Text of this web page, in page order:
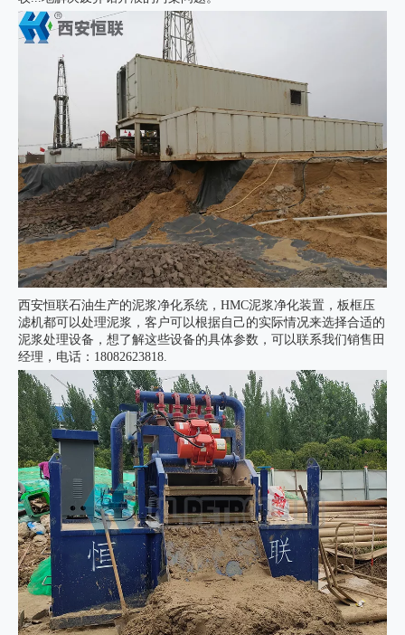
西安恒联石油生产的泥浆净化系统，HMC泥浆净化装置，板框压
滤机都可以处理泥浆，客户可以根据自己的实际情况来选择合适的
泥浆处理设备，想了解这些设备的具体参数，可以联系我们销售田
经理，电话：18082623818.